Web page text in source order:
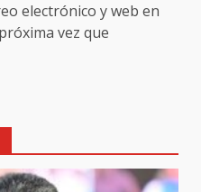
electrónico y web en
vez que